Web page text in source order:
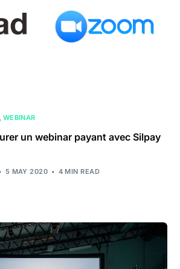
, WEBINAR
un webinar payant avec Silpay
5 MAY 2020 4 MIN READ